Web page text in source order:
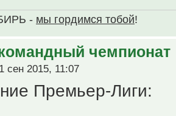
- мы гордимся тобой!
чемпионат
сен 2015, 11:07
Премьер-Лиги: